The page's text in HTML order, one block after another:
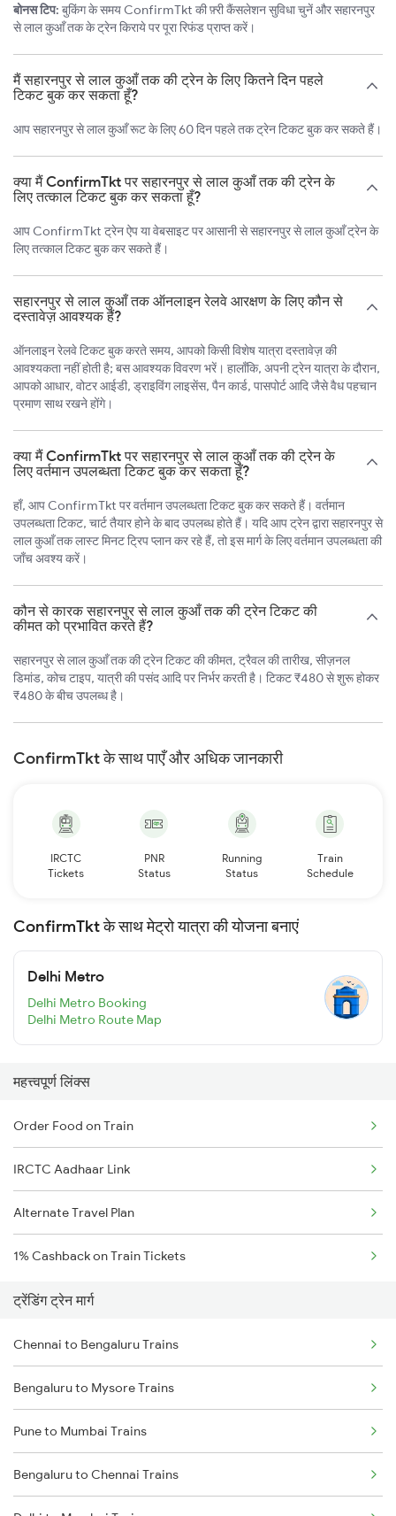
बोनस टिप: बुकिंग के समय ConfirmTkt की फ़्री कैंसलेशन सुविधा चुनें और सहारनपुर
से लाल कुआँ तक के ट्रेन किराये पर पूरा रिफंड प्राप्त करें।
मैं सहारनपुर से लाल कुआँ तक की ट्रेन के लिए कितने दिन पहले
टिकट बुक कर सकता हूँ?
आप सहारनपुर से लाल कुआँ रूट के लिए 60 दिन पहले तक ट्रेन टिकट बुक कर सकते हैं।
क्या मैं ConfirmTkt पर सहारनपुर से लाल कुआँ तक की ट्रेन के
लिए तत्काल टिकट बुक कर सकता हूँ?
आप ConfirmTkt ट्रेन ऐप या वेबसाइट पर आसानी से सहारनपुर से लाल कुआँ ट्रेन के
लिए तत्काल टिकट बुक कर सकते हैं।
सहारनपुर से लाल कुआँ तक ऑनलाइन रेलवे आरक्षण के लिए कौन से
दस्तावेज़ आवश्यक हैं?
ऑनलाइन रेलवे टिकट बुक करते समय, आपको किसी विशेष यात्रा दस्तावेज़ की
आवश्यकता नहीं होती है; बस आवश्यक विवरण भरें। हालाँकि, अपनी ट्रेन यात्रा के दौरान,
आपको आधार, वोटर आईडी, ड्राइविंग लाइसेंस, पैन कार्ड, पासपोर्ट आदि जैसे वैध पहचान
प्रमाण साथ रखने होंगे।
क्या मैं ConfirmTkt पर सहारनपुर से लाल कुआँ तक की ट्रेन के
लिए वर्तमान उपलब्धता टिकट बुक कर सकता हूँ?
हाँ, आप ConfirmTkt पर वर्तमान उपलब्धता टिकट बुक कर सकते हैं। वर्तमान
उपलब्धता टिकट, चार्ट तैयार होने के बाद उपलब्ध होते हैं। यदि आप ट्रेन द्वारा सहारनपुर से
लाल कुआँ तक लास्ट मिनट ट्रिप प्लान कर रहे हैं, तो इस मार्ग के लिए वर्तमान उपलब्धता की
जाँच अवश्य करें।
कौन से कारक सहारनपुर से लाल कुआँ तक की ट्रेन टिकट की
कीमत को प्रभावित करते हैं?
सहारनपुर से लाल कुआँ तक की ट्रेन टिकट की कीमत, ट्रैवल की तारीख, सीज़नल
डिमांड, कोच टाइप, यात्री की पसंद आदि पर निर्भर करती है। टिकट ₹480 से शुरू होकर
₹480 के बीच उपलब्ध है।
ConfirmTkt के साथ पाएँ और अधिक जानकारी
IRCTC
Tickets
PNR
Status
Running
Status
Train
Schedule
ConfirmTkt के साथ मेट्रो यात्रा की योजना बनाएं
Delhi Metro
Delhi Metro Booking
Delhi Metro Route Map
महत्त्वपूर्ण लिंक्स
Order Food on Train
IRCTC Aadhaar Link
Alternate Travel Plan
1% Cashback on Train Tickets
ट्रेंडिंग ट्रेन मार्ग
Chennai to Bengaluru Trains
Bengaluru to Mysore Trains
Pune to Mumbai Trains
Bengaluru to Chennai Trains